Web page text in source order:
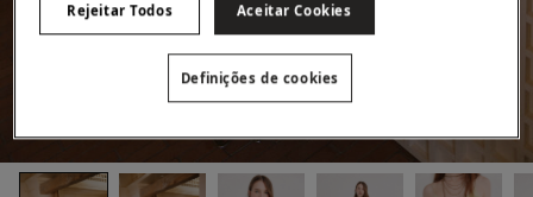
Rejeitar Todos Aceitar Cookies
Definições de cookies